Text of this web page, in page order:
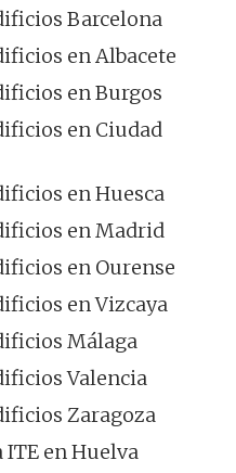
Barcelona
en Albacete
en Burgos
en Ciudad
en Huesca
en Madrid
en Ourense
en Vizcaya
Málaga
Valencia
Zaragoza
en Huelva